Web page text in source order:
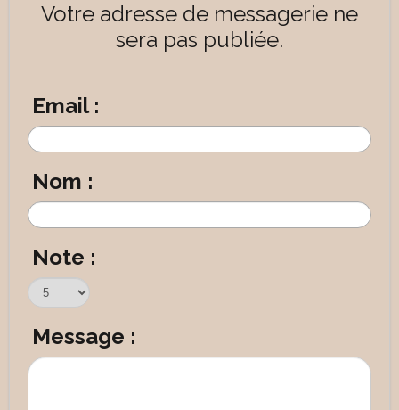
Votre adresse de messagerie ne
sera pas publiée.
Email :
Nom :
Note :
Message :